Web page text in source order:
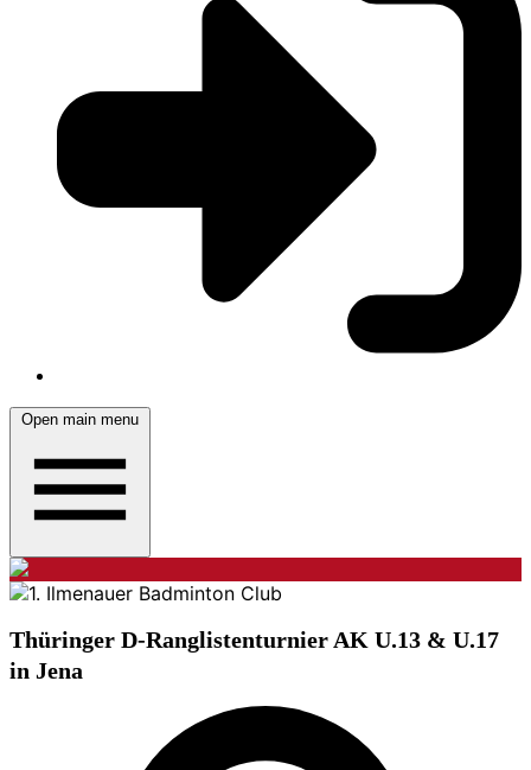
Open main menu
Thüringer D-Ranglistenturnier AK U.13 & U.17
in Jena